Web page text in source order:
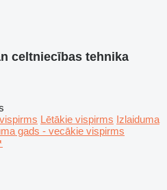
celtniecības tehnika
Lētākie vispirms Izlaiduma
gads - vecākie vispirms